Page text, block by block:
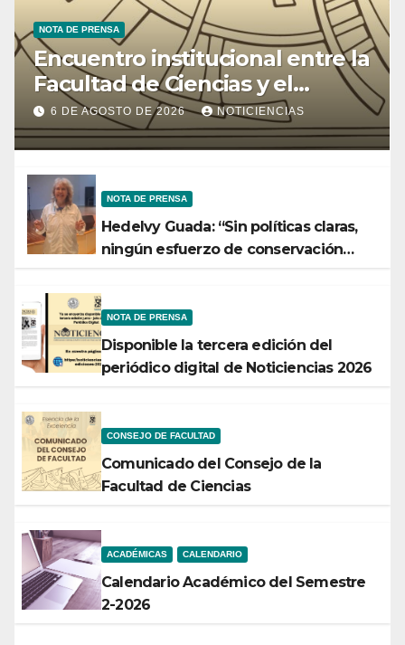
NOTA DE PRENSA
Encuentro institucional entre la
Facultad de Ciencias y el
Ministerio de Ciencia y
Tecnología
6 DE AGOSTO DE 2026 NOTICIENCIAS
NOTA DE PRENSA
Hedelvy Guada: “Sin políticas claras,
ningún esfuerzo de conservación
NOTA DE PRENSA
Disponible la tercera edición del
periódico digital de Noticiencias 2026
CONSEJO DE FACULTAD
Comunicado del Consejo de la
Facultad de Ciencias
ACADÉMICAS CALENDARIO
Calendario Académico del Semestre
2-2026